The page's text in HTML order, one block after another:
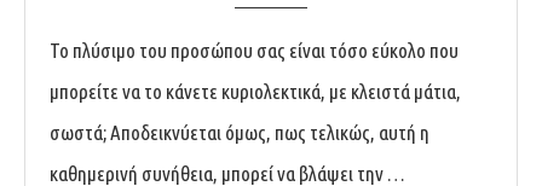
Το πλύσιμο του προσώπου σας είναι τόσο εύκολο που
μπορείτε να το κάνετε κυριολεκτικά, με κλειστά μάτια,
σωστά; Αποδεικνύεται όμως, πως τελικώς, αυτή η
καθημερινή συνήθεια, μπορεί να βλάψει την …